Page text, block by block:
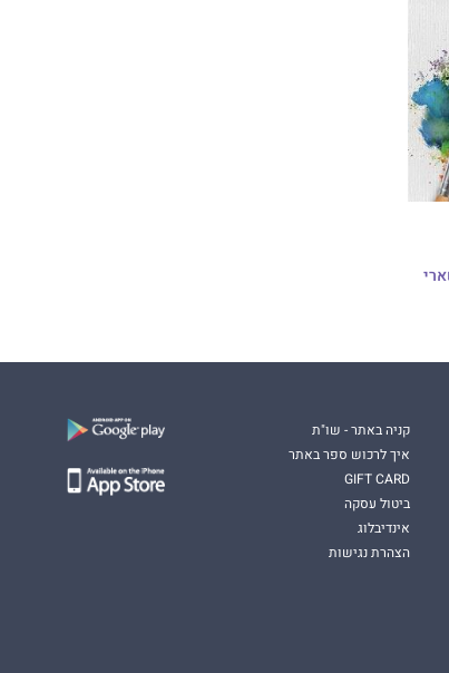
קניה באתר - שו"ת
איך לרכוש ספר באתר
GIFT CARD
ביטול עסקה
אינדיבלוג
הצהרת נגישות